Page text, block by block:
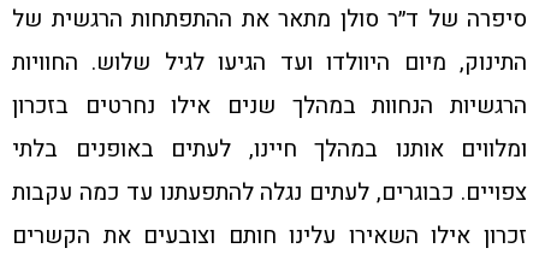
סיפרה של ד״ר סולן מתאר את ההתפתחות הרגשית של
התינוק, מיום היוולדו ועד הגיעו לגיל שלוש. החוויות
הרגשיות הנחוות במהלך שנים אילו נחרטים בזכרון
ומלווים אותנו במהלך חיינו, לעתים באופנים בלתי
צפויים. כבוגרים, לעתים נגלה להתפעתנו עד כמה עקבות
זכרון אילו השאירו עלינו חותם וצובעים את הקשרים